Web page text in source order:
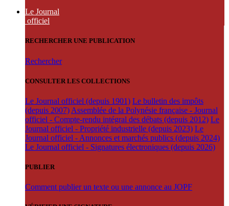
Le Journal
officiel
RECHERCHER UNE PUBLICATION
Rechercher
CONSULTER LES COLLECTIONS
Le Journal officiel (depuis 1901) Le bulletin des impôts
(depuis 2007) Assemblée de la Polynésie française - Journal
officiel - Compte-rendu intégral des débats (depuis 2012) Le
Journal officiel - Propriété industrielle (depuis 2023) Le
Journal officiel - Annonces et marchés publics (depuis 2024)
Le Journal officiel - Signatures électroniques (depuis 2026)
PUBLIER
Comment publier un texte ou une annonce au JOPF